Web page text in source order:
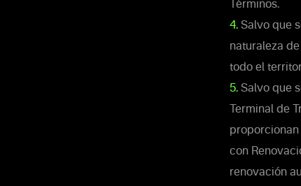
Términos.
4. Salvo que
naturaleza
todo el
5. Salvo que
Terminal de
proporcionan
con
renovación